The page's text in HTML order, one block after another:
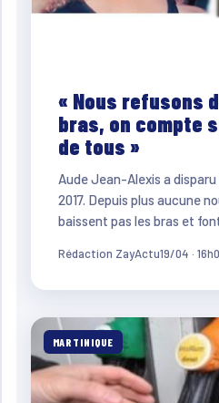
« Nous refusons
bras, on compte
de tous »
Aude Jean-Alexis a disparu
2017. Depuis plus aucune
baissent pas les bras et font
Rédaction ZayActu19/04 ·
MARTINIQUE